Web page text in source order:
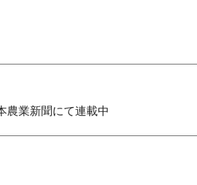
農業新聞にて連載中